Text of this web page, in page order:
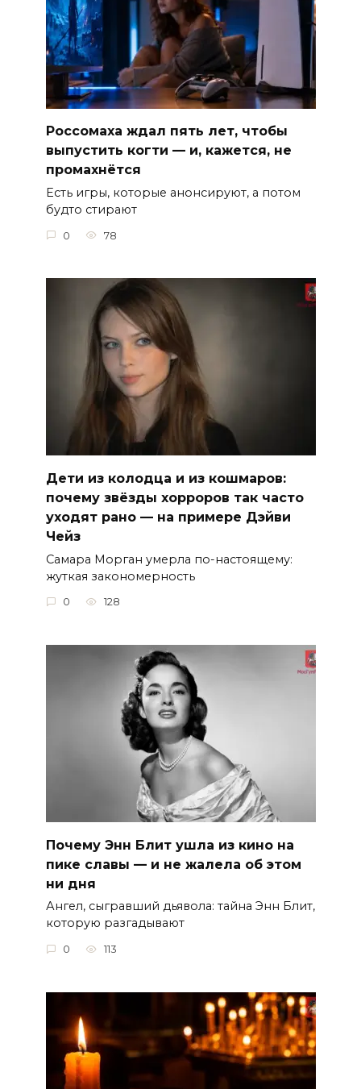
Россомаха ждал пять лет, чтобы
выпустить когти — и, кажется, не
промахнётся
Есть игры, которые анонсируют, а потом
будто стирают
0 78
Дети из колодца и из кошмаров:
почему звёзды хорроров так часто
уходят рано — на примере Дэйви
Чейз
Самара Морган умерла по-настоящему:
жуткая закономерность
0 128
Почему Энн Блит ушла из кино на
пике славы — и не жалела об этом
ни дня
Ангел, сыгравший дьявола: тайна Энн Блит,
которую разгадывают
0 113